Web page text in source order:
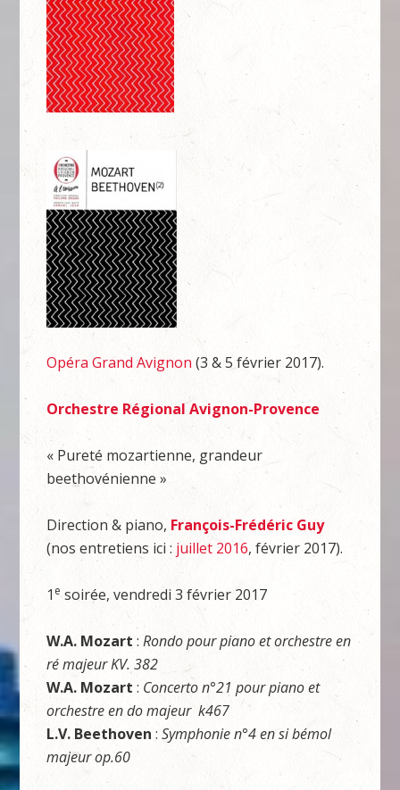
Opéra Grand Avignon (3 & 5 février 2017).
Orchestre Régional Avignon-Provence
« Pureté mozartienne, grandeur
beethovénienne »
Direction & piano, François-Frédéric Guy
(nos entretiens ici : juillet 2016, février 2017).
1 e soirée, vendredi 3 février 2017
W.A. Mozart :Rondo pour piano et orchestre en
ré majeur KV. 382
W.A. Mozart : Concerto n°21 pour piano et
orchestre en do majeur k467
L.V. Beethoven : Symphonie n°4 en si bémol
majeur op.60